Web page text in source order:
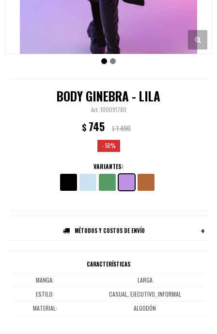
BODY GINEBRA - LILA
100091780
$ 745 $1.490
50
VARIANTES:
MÉTODOS Y COSTOS DE ENVÍO
CARACTERÍSTICAS
MANGA
LARGA
ESTILO
CASUAL, EJECUTIVO, INFORMAL
MATERIAL
ALGODÓN